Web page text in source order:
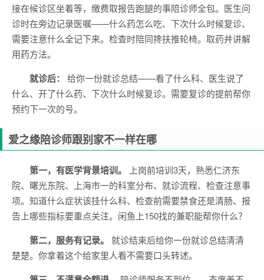
接在候诊区坐着等，缴费取报告跑腿的事陪诊师全包。医生问
诊时在旁边记录医嘱——什么药怎么吃、下次什么时候复诊、
需要注意什么全记下来。检查时陪同搀扶推轮椅。取药并讲解
用药方法。
就诊后：
给你一份就诊总结——看了什么科、医生说了
什么、开了什么药、下次什么时候复诊。需要复诊的提前帮你
预约下一次的号。
爱之缘陪诊师跟别家不一样在哪
第一，有医学背景培训。
上岗前培训3天，熟悉仁济东
院、曙光东院、上海市一的科室分布、就诊流程、检查注意事
项。知道什么症状该挂什么科、检查前需要禁食还是清肠、报
告上哪些指标要重点关注。闲鱼上150找的兼职能帮你什么？
第二，服务有记录。
就诊结束后给你一份就诊总结清清
楚楚。你拿着这个给家里人看不需要口头转述。